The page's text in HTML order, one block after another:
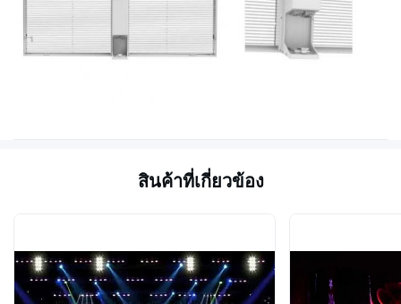
สินค้าที่เกี่ยวข้อง